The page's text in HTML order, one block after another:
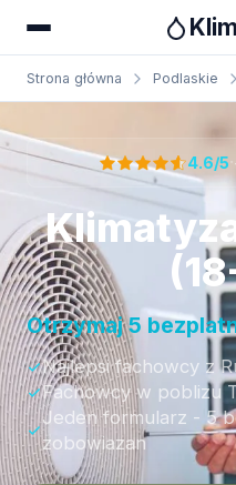
Strona główna Podlaskie
Otrzymaj bezpłatną wycenę
4.6/5
Otrzymaj 5
Najlepsi fachowcy z
Fachowcy w poblizu
Jeden formularz - 5
zobowiazan